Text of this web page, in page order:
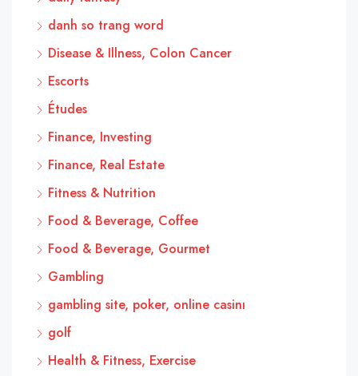
danh so trang word
Disease & Illness, Colon Cancer
Escorts
Études
Finance, Investing
Finance, Real Estate
Fitness & Nutrition
Food & Beverage, Coffee
Food & Beverage, Gourmet
Gambling
gambling site, poker, online casinı
golf
Health & Fitness, Exercise